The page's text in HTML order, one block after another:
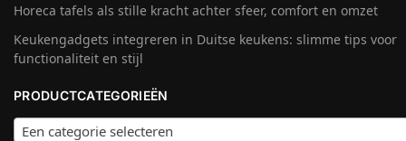
Horeca tafels als stille kracht achter sfeer, comfort en omzet
Keukengadgets integreren in Duitse keukens: slimme tips voor
functionaliteit en stijl
PRODUCTCATEGORIEËN
Een categorie selecteren